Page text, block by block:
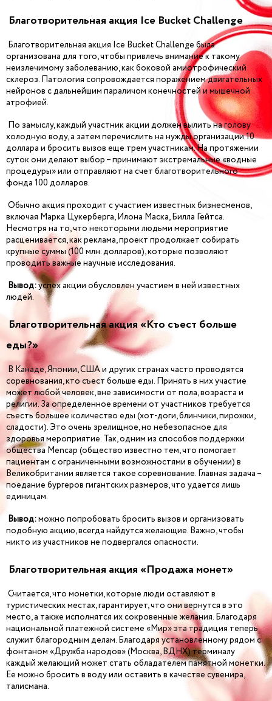
Благотворительная акция Ice Bucket Challenge
Благотворительная акция Ice Bucket Challenge была
организована для того, чтобы привлечь внимание к такому
неизлечимому заболеванию, как боковой амиотрофический
склероз. Патология сопровождается поражением двигательных
нейронов с дальнейшим параличом конечностей и мышечной
атрофией.
По замыслу, каждый участник акции должен вылить на голову
холодную воду, а затем перечислить на нужды организации 10
доллара и бросить вызов еще трем участникам. На протяжении
суток они делают выбор – принимают экстремальные «водные
процедуры» или отправляют на счет благотворительного
фонда 100 долларов.
Обычно акция проходит с участием известных бизнесменов,
включая Марка Цукерберга, Илона Маска, Билла Гейтса.
Несмотря на то, что некоторыми людьми мероприятие
расценивается, как реклама, проект продолжает собирать
крупные суммы (100 млн. долларов), которые позволяют
проводить важные научные исследования.
Вывод:успех акции обусловлен участием в ней известных
людей.
Благотворительная акция «Кто съест больше
еды?»
В Канаде, Японии, США и других странах часто проводятся
соревнования, кто съест больше еды. Принять в них участие
может любой человек, вне зависимости от пола, возраста и
религии. За определенное времени от участников требуется
съесть большее количество еды (хот-доги, блинчики, пирожки,
сладости). Это очень зрелищное, но небезопасное для
здоровья мероприятие. Так, одним из способов поддержки
общества Mencap (общество известно тем, что помогает
пациентам с ограниченными возможностями в обучении) в
Великобритании является такое соревнование. Главная задача –
поедание бургеров гигантских размеров, что удается лишь
единицам.
Вывод:можно попробовать бросить вызов и организовать
подобную акцию, всегда найдутся желающие. Важно, чтобы
никто из участников не подвергался опасности.
Благотворительная акция «Продажа монет»
Считается, что монетки, которые люди оставляют в
туристических местах, гарантирует, что они вернутся в это
место, а также исполнятся их сокровенные желания. Благодаря
национальной платежной системе «Мир» эта традиция теперь
служит благородным делам. Благодаря установленному рядом с
фонтаном «Дружба народов» (Москва, ВДНХ) терминалу
каждый желающий может стать обладателем памятной монетки.
Ее можно бросить в воду или оставить в качестве сувенира,
талисмана.